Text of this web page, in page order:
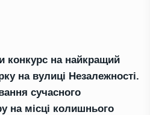
конкурс на найкращий
на вулиці Незалежності.
сучасного
на місці колишнього